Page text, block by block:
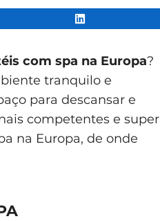
com spa na Europa?
tranquilo e
para descansar e
competentes e super
na Europa, de onde